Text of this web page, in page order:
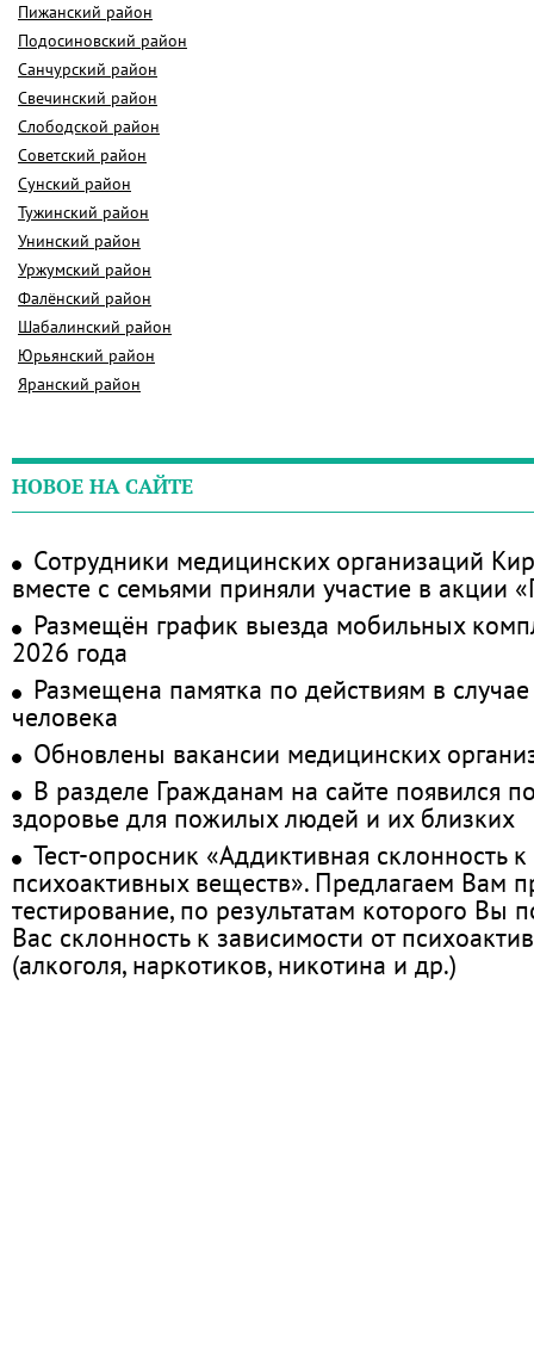
Пижанский район
Подосиновский район
Санчурский район
Свечинский район
Слободской район
Советский район
Сунский район
Тужинский район
Унинский район
Уржумский район
Фалёнский район
Шабалинский район
Юрьянский район
Яранский район
НОВОЕ НА САЙТЕ
Сотрудники медицинских организаций
вместе с семьями приняли участие в акции
Размещён график выезда мобильных
2026 года
Размещена памятка по действиям в
человека
Обновлены вакансии медицинских
В разделе Гражданам на сайте появился
здоровье для пожилых людей и их близких
Тест-опросник «Аддиктивная склонность
психоактивных веществ». Предлагаем Вам
тестирование, по результатам которого Вы
Вас склонность к зависимости от
(алкоголя, наркотиков, никотина и др.)